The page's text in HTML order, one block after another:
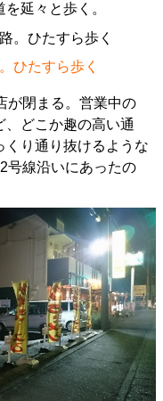
延々と歩く。
ひたすら歩く
が閉まる。営業中の
、どこか趣の高い通
くり通り抜けるような
号線沿いにあったの